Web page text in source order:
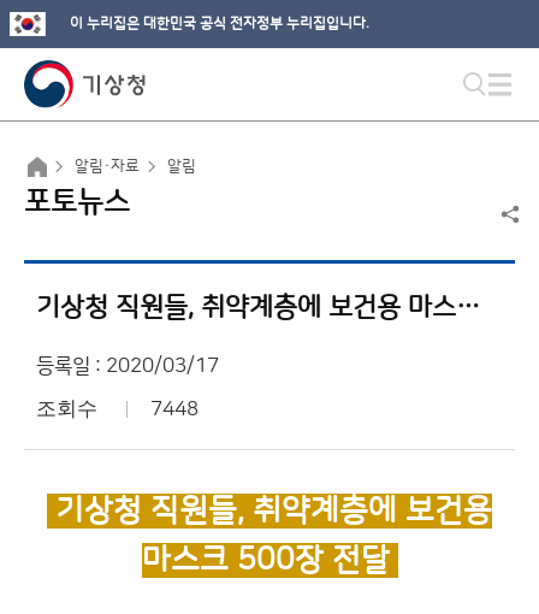
이 누리집은 대한민국 공식 전자정부 누리집입니다.
알림·자료 알림
포토뉴스
기상청 직원들, 취약계층에 보건용 마스크 500장 전달
등록일 : 2020/03/17
조회수 7448
기상청 직원들, 취약계층에 보건용
마스크 500장 전달